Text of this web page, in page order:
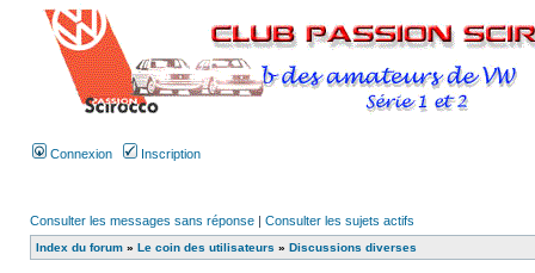
Connexion Inscription
Consulter les messages sans réponse | Consulter les sujets actifs
Index du forum » Le coin des utilisateurs » Discussions diverses